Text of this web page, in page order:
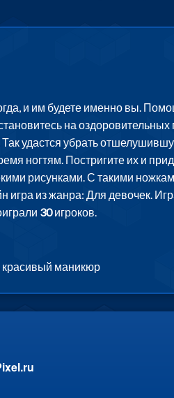
и им будете именно вы.
на
удастся убрать
ногтям. Постригите их и
рисунками. С такими
из жанра: Для девочек.
30игроков.
красивый маникюр